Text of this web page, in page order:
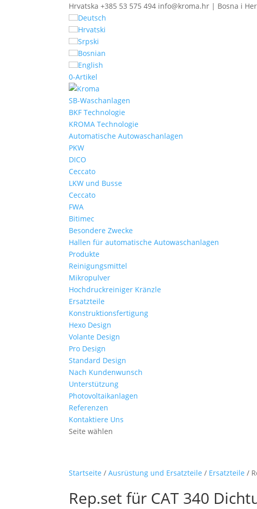
Hrvatska +385 53 575 494 info@kroma.hr | Bosna i
Deutsch
Hrvatski
Srpski
Bosnian
English
0-Artikel
SB-Waschanlagen
BKF Technologie
KROMA Technologie
Automatische Autowaschanlagen
PKW
DICO
Ceccato
LKW und Busse
Ceccato
FWA
Bitimec
Besondere Zwecke
Hallen für automatische Autowaschanlagen
Produkte
Reinigungsmittel
Mikropulver
Hochdruckreiniger Kränzle
Ersatzteile
Konstruktionsfertigung
Hexo Design
Volante Design
Pro Design
Standard Design
Nach Kundenwunsch
Unterstützung
Photovoltaikanlagen
Referenzen
Kontaktiere Uns
Seite wählen
Startseite /Ausrüstung und Ersatzteile / Ersatzteile /
Rep.set für CAT 340